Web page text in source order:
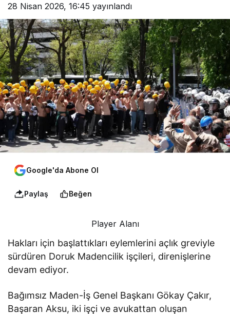
28 Nisan 2026, 16:45 yayınlandı
Google'da Abone Ol
Paylaş Beğen
Player Alanı
Hakları için başlattıkları eylemlerini açlık greviyle
sürdüren Doruk Madencilik işçileri, direnişlerine
devam ediyor.
Bağımsız Maden-İş Genel Başkanı Gökay Çakır,
Başaran Aksu, iki işçi ve avukattan oluşan